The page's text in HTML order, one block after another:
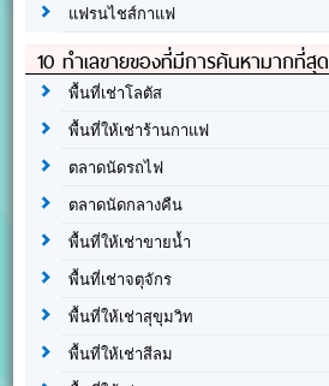
แฟรนไชส์กาแฟ
10 ทำเลขายของที่มีการค้นหามากที่สุด
พื้นที่เช่าโลตัส
พื้นที่ให้เช่าร้านกาแฟ
ตลาดนัดรถไฟ
ตลาดนัดกลางคืน
พื้นที่ให้เช่าขายน้ำ
พื้นที่เช่าจตุจักร
พื้นที่ให้เช่าสุขุมวิท
พื้นที่ให้เช่าสีลม